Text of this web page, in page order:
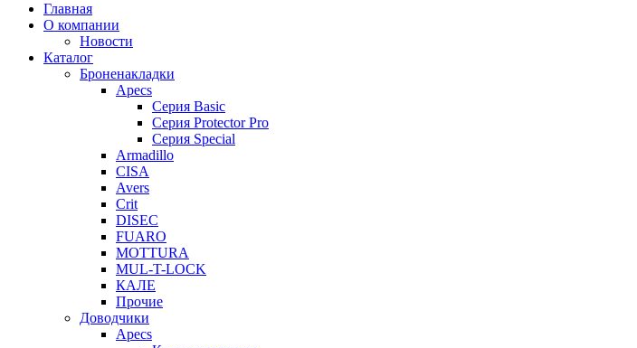
Главная
О компании
Новости
Каталог
Броненакладки
Apecs
Серия Basic
Серия Protector Pro
Серия Special
Armadillo
CISA
Avers
Crit
DISEC
FUARO
MOTTURA
MUL-T-LOCK
КАЛЕ
Прочие
Доводчики
Apecs